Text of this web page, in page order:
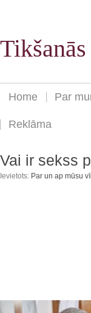
Home Par
Reklāma
Vai ir sekss
Ievietots: Par un ap mūsu